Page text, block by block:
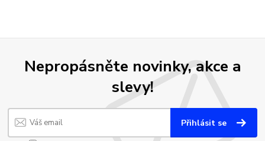
Nepropásněte novinky, akce a
slevy!
Přihlásit se